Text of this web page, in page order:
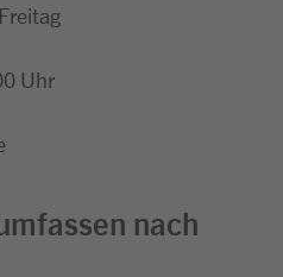
Uhr
nach